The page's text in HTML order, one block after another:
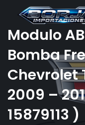
Modulo
Bomba
Chevrolet
2009 –
15879113 )